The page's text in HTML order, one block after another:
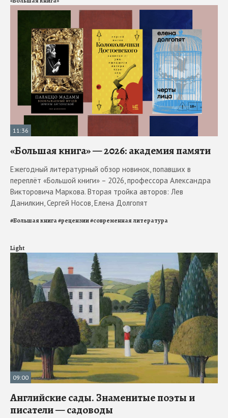
11:36
«Большая книга» — 2026: академия памяти
Ежегодный литературный обзор новинок, попавших в
переплёт «Большой книги» – 2026, профессора Александра
Викторовича Маркова. Вторая тройка авторов: Лев
Данилкин, Сергей Носов, Елена Долгопят
#Большая книга#рецензии#современная литература
Light
09:00
Английские сады. Знаменитые поэты и
писатели — садоводы